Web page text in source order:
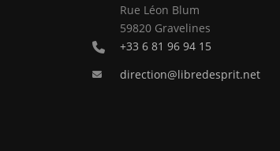
Rue Léon Blum
59820 Gravelines
+33 6 81 96 94 15
direction@libredesprit.net